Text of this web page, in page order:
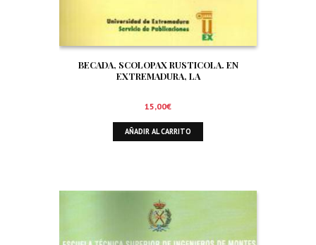
BECADA, SCOLOPAX RUSTICOLA. EN
EXTREMADURA, LA
15,00€
AÑADIR AL CARRITO